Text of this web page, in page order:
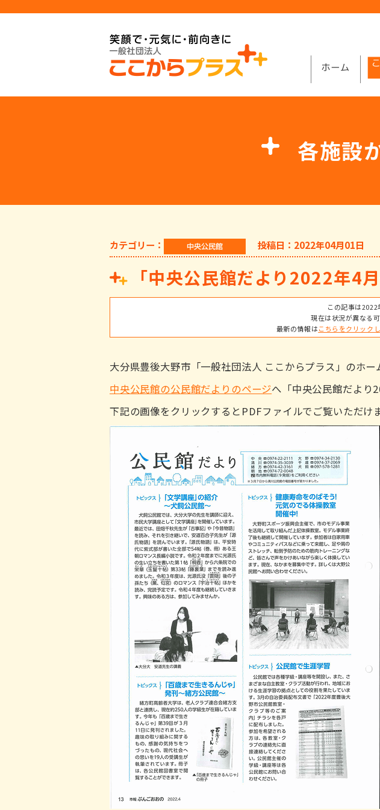
各施設
カテゴリー： 投稿日：2022年04月01日
「中央公民館だより2022年4
この記事は2022
現在は状況が異なる
最新の情報はこちらをクリック
大分県豊後大野市「一般社団法人 ここからプラス」のホ
中央公民館の公民館だよりのページへ「中央公民館だより
下記の画像をクリックするとPDFファイルでご覧いただけま